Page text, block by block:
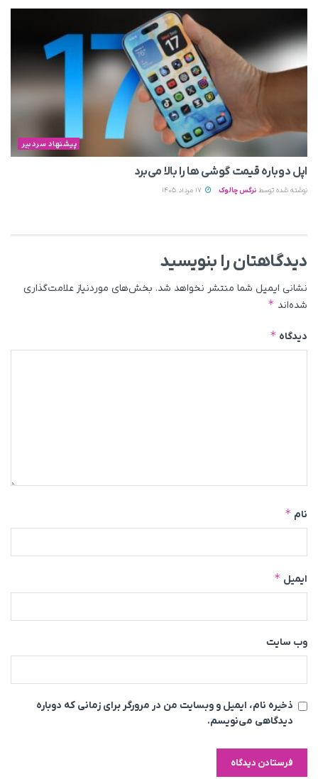
پیشنهاد سردبیر
اپل دوباره قیمت‌ گوشی ها را بالا می‌برد
نوشته شده توسط نرگس چالوک
دیدگاهتان را بنویسید
نشانی ایمیل شما منتشر نخواهد شد. بخش‌های موردنیاز علامت‌گذاری
شده‌اند *
دیدگاه *
نام *
ایمیل *
وب‌ سایت
ذخیره نام، ایمیل و وبسایت من در مرورگر برای زمانی که دوباره
دیدگاهی می‌نویسم.